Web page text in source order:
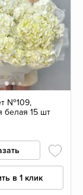
№109,
белая 15 шт
в 1 клик